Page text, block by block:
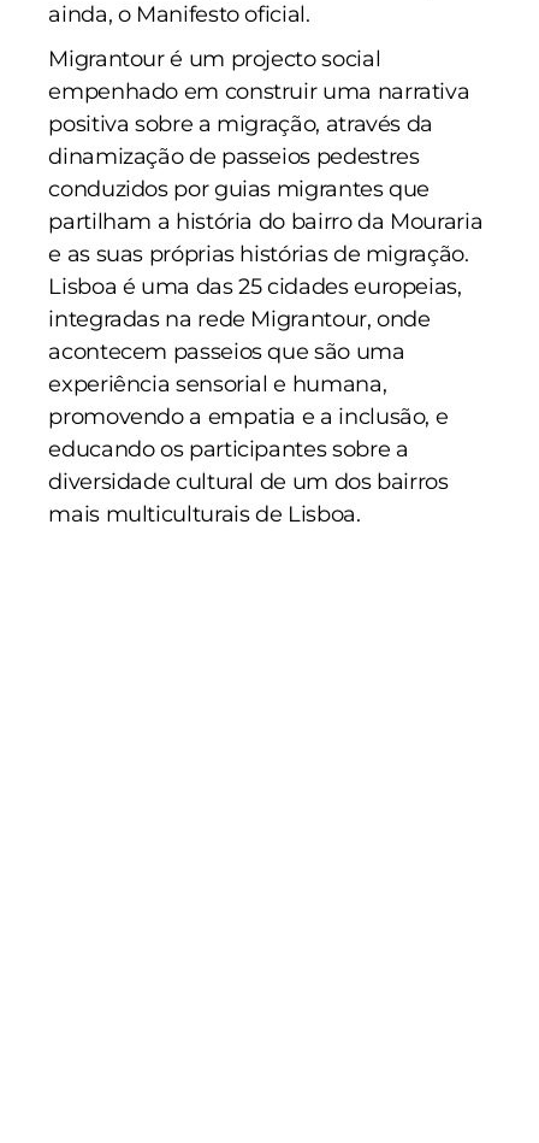
ainda, o Manifestooficial.
Migrantour é um projecto social
empenhado em construir uma narrativa
positiva sobre a migração, através da
dinamização de passeios pedestres
conduzidos por guias migrantes que
partilham a história do bairro da Mouraria
e as suas próprias histórias de migração.
Lisboa é uma das 25 cidades europeias,
integradas na rede Migrantour, onde
acontecem passeios que são uma
experiência sensorial e humana,
promovendo a empatia e a inclusão, e
educando os participantes sobre a
diversidade cultural de um dos bairros
mais multiculturais de Lisboa.